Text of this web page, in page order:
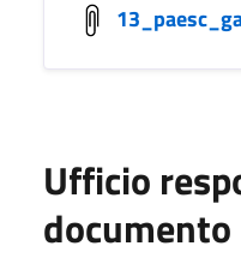
Ufficio
documento